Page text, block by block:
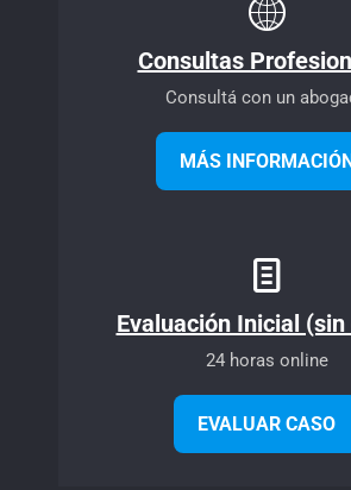
Consultas
Consultá con un
MÁS
Evaluación Inicial
24 horas online
EVALUAR CASO